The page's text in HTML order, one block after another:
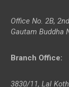
Office No. 2B,
Gautam Buddha
Branch Office:
3830/11, Lal